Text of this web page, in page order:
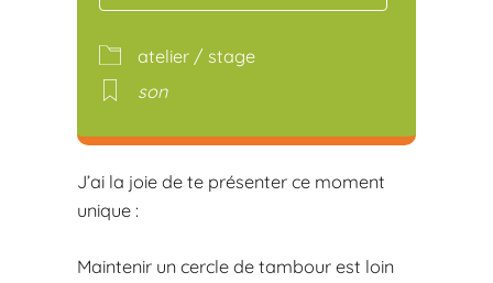
atelier / stage
son
J’ai la joie de te présenter ce moment
unique :
Maintenir un cercle de tambour est loin